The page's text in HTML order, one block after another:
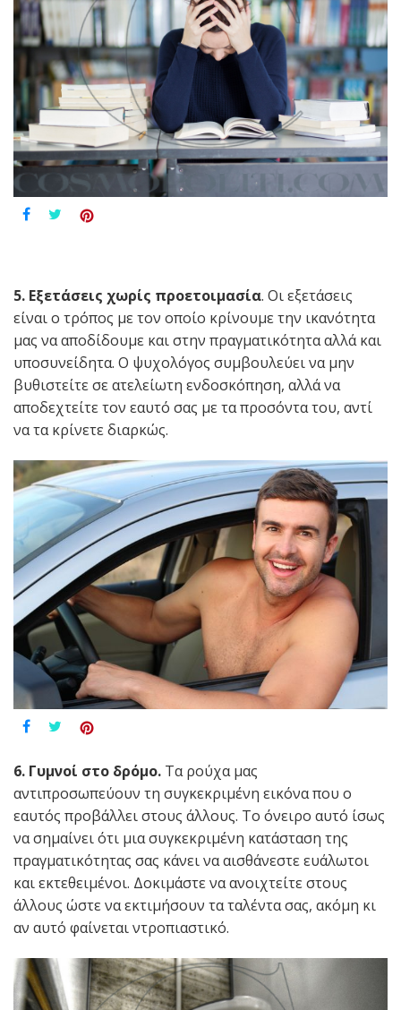
5. Εξετάσεις χωρίς προετοιμασία. Οι εξετάσεις
είναι ο τρόπος με τον οποίο κρίνουμε την ικανότητα
μας να αποδίδουμε και στην πραγματικότητα αλλά και
υποσυνείδητα. Ο ψυχολόγος συμβουλεύει να μην
βυθιστείτε σε ατελείωτη ενδοσκόπηση, αλλά να
αποδεχτείτε τον εαυτό σας με τα προσόντα του, αντί
να τα κρίνετε διαρκώς.
6. Γυμνοί στο δρόμο. Τα ρούχα μας
αντιπροσωπεύουν τη συγκεκριμένη εικόνα που ο
εαυτός προβάλλει στους άλλους. Το όνειρο αυτό ίσως
να σημαίνει ότι μια συγκεκριμένη κατάσταση της
πραγματικότητας σας κάνει να αισθάνεστε ευάλωτοι
και εκτεθειμένοι. Δοκιμάστε να ανοιχτείτε στους
άλλους ώστε να εκτιμήσουν τα ταλέντα σας, ακόμη κι
αν αυτό φαίνεται ντροπιαστικό.